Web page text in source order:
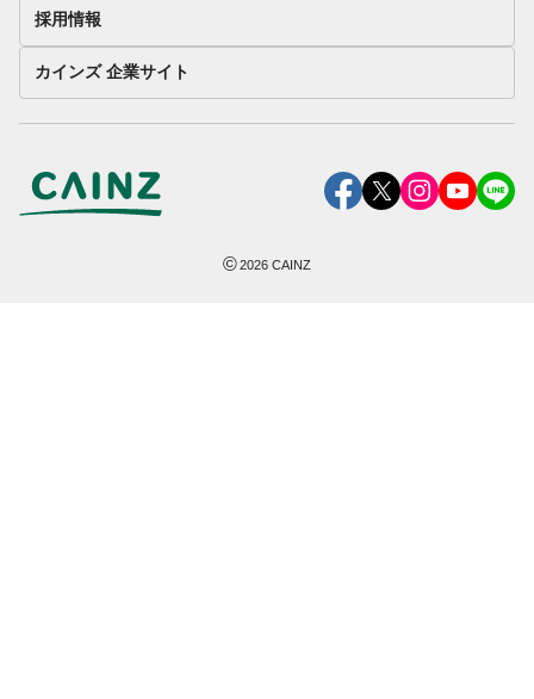
採用情報
カインズ 企業サイト
©2026 CAINZ